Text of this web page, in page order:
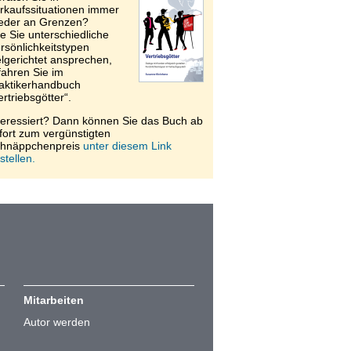
immer
an Grenzen?
Sie unterschiedliche
ansprechen,
Sie im
Dann können Sie das Buch ab
zum vergünstigten
unter diesem Link
Mitarbeiten
Autor werden